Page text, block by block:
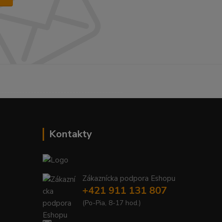
Kontakty
Zákaznícka podpora Eshopu
+421 911 131 807
(Po-Pia, 8-17 hod.)